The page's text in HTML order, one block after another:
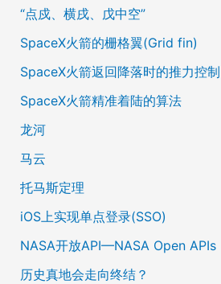
“点戍、横戌、戊中空”
SpaceX火箭的栅格翼(Grid fin)
SpaceX火箭返回降落时的推力控制
SpaceX火箭精准着陆的算法
龙河
马云
托马斯定理
iOS上实现单点登录(SSO)
NASA开放API—NASA Open APIs
历史真地会走向终结？